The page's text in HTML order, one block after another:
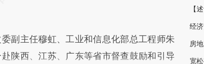
主任穆虹、工业和信息化部总工程师朱
陕西、江苏、广东等省市督查鼓励和引导
【
经
房
宽